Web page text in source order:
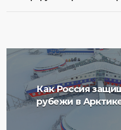
Как Россия
рубежи в
Ученые
плавучего
радиоактивности